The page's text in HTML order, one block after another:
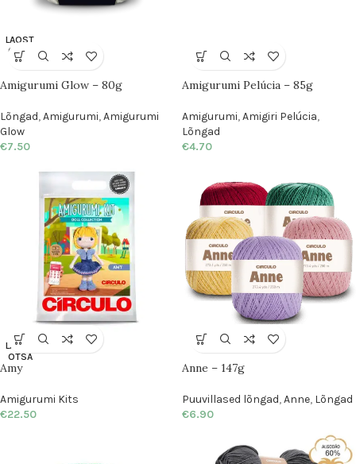
LAOST
OTSA
S
Amigurumi Glow – 80g
Lõngad,Amigurumi,Amigurumi
Glow
€7.50
Amigurumi Pelúcia – 85g
Amigurumi,Amigiri Pelúcia,
Lõngad
€4.70
LAOST
OTSA
S
Amy
Amigurumi Kits
€22.50
Anne – 147g
Puuvillased lõngad,Anne, Lõngad
€6.90